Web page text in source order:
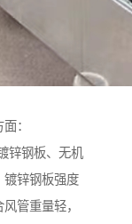
：
锌钢板、无机
镀锌钢板强度
管重量轻，